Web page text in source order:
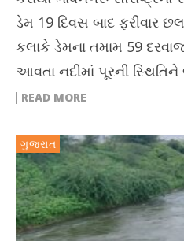
ડેમ 19 દિવસ બાદ ફરીવાર
કલાકે ડેમના તમામ 59
આવતા નદીમાં પૂરની સ્થિતિને
READ MORE
ગુજરાત